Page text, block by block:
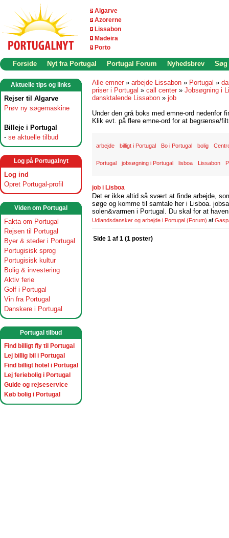
Algarve
Azorerne
Lissabon
Madeira
Porto
Forside Nyt fra Portugal Portugal Forum Nyhedsbrev Søg
Aktuelle tips og links
Rejser til Algarve
Prøv ny søgemaskine
Billeje i Portugal
- se aktuelle tilbud
Log på Portugalnyt
Log ind
Opret Portugal-profil
Viden om Portugal
Fakta om Portugal
Rejsen til Portugal
Byer & steder i Portugal
Portugisisk sprog
Portugisisk kultur
Bolig & investering
Aktiv ferie
Golf i Portugal
Vin fra Portugal
Danskere i Portugal
Portugal tilbud
Find billigt fly til Portugal
Lej billig bil i Portugal
Find billigt hotel i Portugal
Lej feriebolig i Portugal
Guide og rejseservice
Køb bolig i Portugal
Alle emner » arbejde Lissabon » Portugal »
priser i Portugal » call center » Jobsøgning i
dansktalende Lissabon » job
Under den grå boks med emne-ord nedenfor
Klik evt. på flere emne-ord for at begrænse/
arbejde billigt i Portugal Bo i Portugal bolig
Portugal jobsøgning i Portugal lisboa Lissabon
job i Lisboa
Det er ikke altid så svært at finde arbejde,
søge og komme til samtale her i Lisboa.
solen&varmen i Portugal. Du skal for at
Udlandsdansker og arbejde i Portugal (Forum) af
Side 1 af 1 (1 poster)